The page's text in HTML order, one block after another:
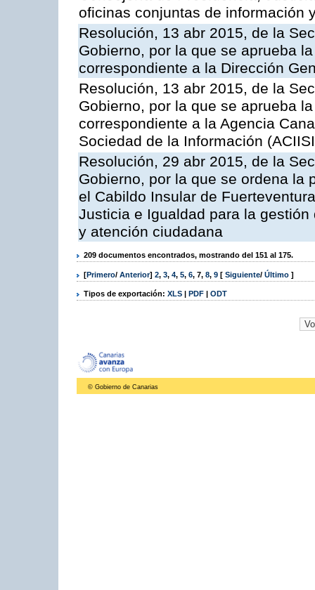
oficinas conjuntas de información
Resolución, 13 abr 2015, de la
Gobierno, por la que se aprueba
correspondiente a la Dirección
Resolución, 13 abr 2015, de la
Gobierno, por la que se aprueba
correspondiente a la Agencia
Sociedad de la Información
Resolución, 29 abr 2015, de la
Gobierno, por la que se ordena la
el Cabildo Insular de
Justicia e Igualdad para la
y atención ciudadana
209 documentos encontrados, mostrando del 151 al 175.
[Primero/ Anterior] 2, 3, 4, 5, 6, 7, 8, 9 [ Siguiente/ Último ]
Tipos de exportación: XLS | PDF | ODT
© Gobierno de Canarias